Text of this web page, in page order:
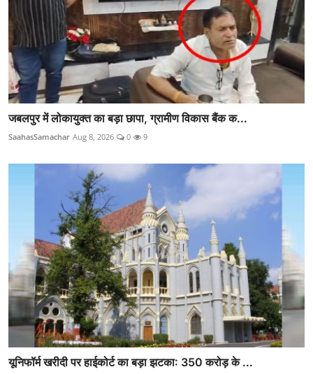
जबलपुर में लोकायुक्त का बड़ा छापा, ग्रामीण विकास बैंक क...
SaahasSamachar Aug 8, 2026 0 9
यूनिफॉर्म खरीदी पर हाईकोर्ट का बड़ा झटका: 350 करोड़ के ...